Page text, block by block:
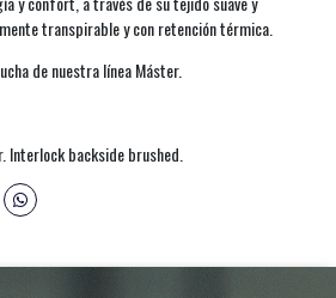
transpirable y con retención térmica.
de nuestra línea Máster.
Interlock backside brushed.